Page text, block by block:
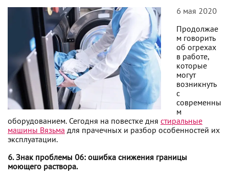
6 мая 2020
Продолжае
м говорить
об огрехах
в работе,
которые
могут
возникнуть
с
современны
м
оборудованием. Сегодня на повестке дня стиральные
машины Вязьма для прачечных и разбор особенностей их
эксплуатации.
6. Знак проблемы 06: ошибка снижения границы
моющего раствора.